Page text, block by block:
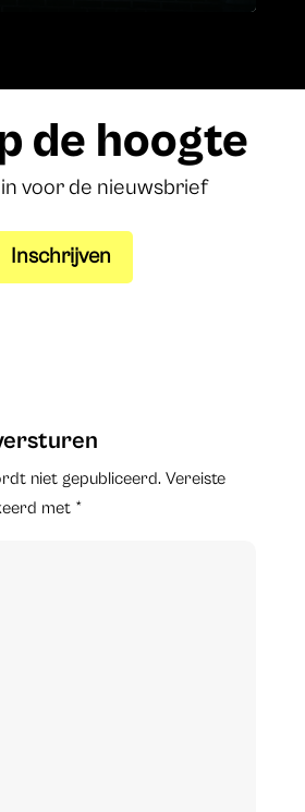
de hoogte
voor de nieuwsbrief
Inschrijven
niet gepubliceerd. Vereiste
met *